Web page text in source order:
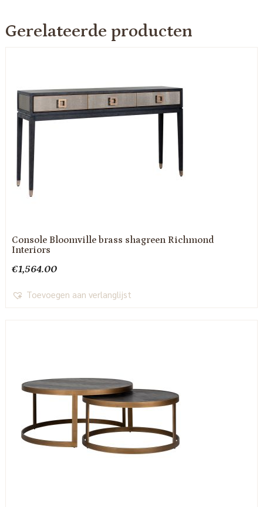
Gerelateerde producten
Console Bloomville brass shagreen Richmond
Interiors
€1,564.00
Toevoegen aan verlanglijst